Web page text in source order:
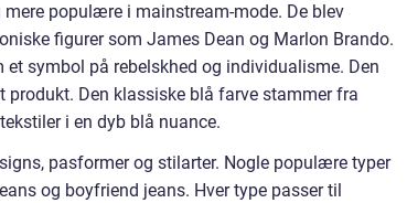
populære i mainstream-mode. De blev
figurer som James Dean og Marlon Brando.
symbol på rebelskhed og individualisme. Den
Den klassiske blå farve stammer fra
i en dyb blå nuance.
pasformer og stilarter. Nogle populære typer
og boyfriend jeans. Hver type passer til